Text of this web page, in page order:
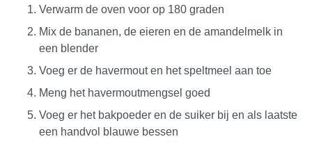
Verwarm de oven voor op 180 graden
Mix de bananen, de eieren en de amandelmelk in
een blender
Voeg er de havermout en het speltmeel aan toe
Meng het havermoutmengsel goed
Voeg er het bakpoeder en de suiker bij en als laatste
een handvol blauwe bessen